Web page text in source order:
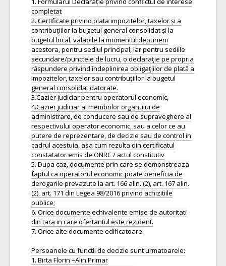
completat
2. Certificate privind plata impozitelor, taxelor și a
contribuţiilor la bugetul general consolidat și la
bugetul local, valabile la momentul depunerii
acestora, pentru sediul principal, iar pentru sediile
secundare/punctele de lucru, o declaraţie pe propria
răspundere privind îndeplinirea obligaţiilor de plată a
impozitelor, taxelor sau contribuţiilor la bugetul
general consolidat datorate.
3.Cazier judiciar pentru operatorul economic,
4.Cazier judiciar al membrilor organului de
administrare, de conducere sau de supraveghere al
respectivului operator economic, sau a celor ce au
putere de reprezentare, de decizie sau de control in
cadrul acestuia, asa cum rezulta din certificatul
constatator emis de ONRC / actul constitutiv
5. Dupa caz, documente prin care se demonstreaza
faptul ca operatorul economic poate beneficia de
derogarile prevazute la art. 166 alin. (2), art. 167 alin.
(2), art. 171 din Legea 98/2016 privind achizitiile
publice;
6. Orice documente echivalente emise de autoritati
din tara in care ofertantul este rezident.
7. Orice alte documente edificatoare.
Persoanele cu functii de decizie sunt urmatoarele:
1. Birta Florin –Alin Primar